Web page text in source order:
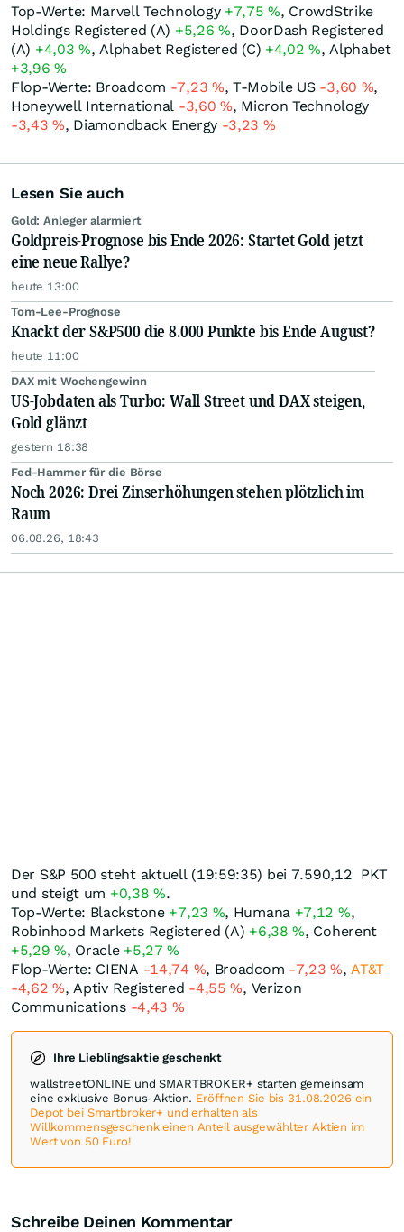
Top-Werte: Marvell Technology +7,75%, CrowdStrike
Holdings Registered (A) +5,26%, DoorDash Registered
(A) +4,03%, Alphabet Registered (C) +4,02%, Alphabet
+3,96%
Flop-Werte: Broadcom -7,23 %, T-Mobile US -3,60 %,
Honeywell International -3,60%, Micron Technology
-3,43%, Diamondback Energy -3,23 %
Lesen Sie auch
Gold: Anleger alarmiert
Goldpreis-Prognose bis Ende 2026: Startet Gold jetzt
eine neue Rallye?
heute 13:00
Tom-Lee-Prognose
Knackt der S&P500 die 8.000 Punkte bis Ende August?
heute 11:00
DAX mit Wochengewinn
US-Jobdaten als Turbo: Wall Street und DAX steigen,
Gold glänzt
gestern 18:38
Fed-Hammer für die Börse
Noch 2026: Drei Zinserhöhungen stehen plötzlich im
Raum
06.08.26, 18:43
Der S&P 500 steht aktuell (19:59:35) bei 7.590,12 PKT
und steigt um +0,38%.
Top-Werte: Blackstone +7,23 %, Humana +7,12 %,
Robinhood Markets Registered (A) +6,38%, Coherent
+5,29%, Oracle +5,27%
Flop-Werte: CIENA -14,74 %, Broadcom -7,23%,AT&T
-4,62%, Aptiv Registered -4,55%, Verizon
Communications -4,43 %
Ihre Lieblingsaktie geschenkt
wallstreetONLINE und SMARTBROKER+ starten gemeinsam
eine exklusive Bonus-Aktion. Eröffnen Sie bis 31.08.2026 ein
Depot bei Smartbroker+ und erhalten als
Willkommensgeschenk einen Anteil ausgewählter Aktien im
Wert von 50 Euro!
Schreibe Deinen Kommentar